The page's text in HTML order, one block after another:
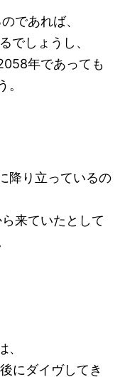
であれば、
でしょうし、
年であっても
降り立っているの
来ていたとして
にダイヴしてき